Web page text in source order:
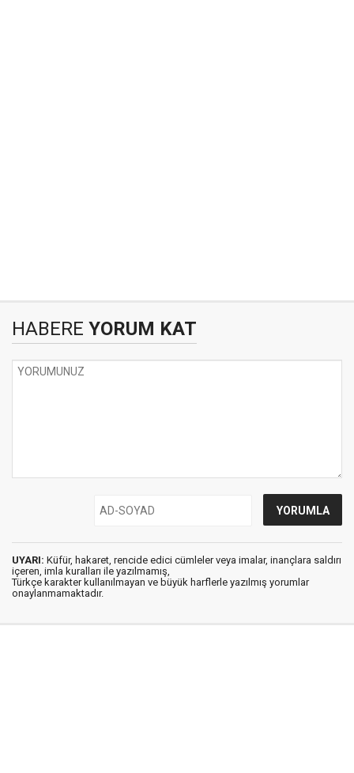
HABERE YORUM KAT
UYARI: Küfür, hakaret, rencide edici cümleler veya imalar, inançlara saldırı
içeren, imla kuralları ile yazılmamış,
Türkçe karakter kullanılmayan ve büyük harflerle yazılmış yorumlar
onaylanmamaktadır.